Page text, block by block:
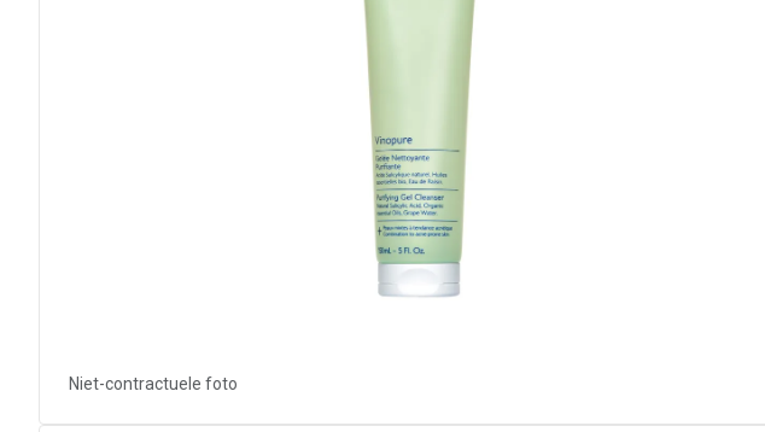
Niet-contractuele foto